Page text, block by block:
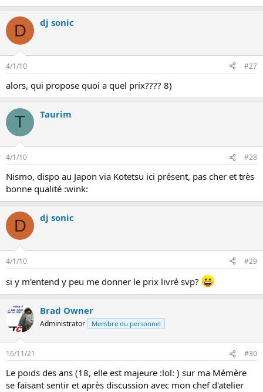
D dj sonic
4/1/10 #27
alors, qui propose quoi a quel prix???? 8)
T Taurim
4/1/10 #28
Nismo, dispo au Japon via Kotetsu ici présent, pas cher et très
bonne qualité :wink:
D dj sonic
4/1/10 #29
si y m'entend y peu me donner le prix livré svp?
Brad Owner
Administrator Membre du personnel
16/11/21 #30
Le poids des ans (18, elle est majeure :lol: ) sur ma Mémère
se faisant sentir et après discussion avec mon chef d'atelier